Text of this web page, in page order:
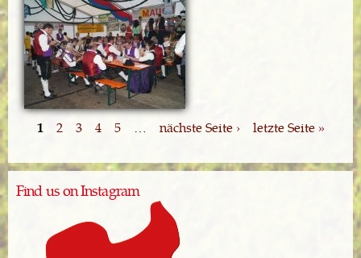
1 2 3 4 5 nächste Seite › letzte Seite »
Find us on Instagram